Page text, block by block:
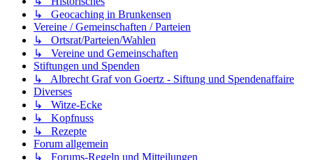
↳ Geocaching in Brunkensen
Vereine / Gemeinschaften / Parteien
↳ Ortsrat/Parteien/Wahlen
↳ Vereine und Gemeinschaften
Stiftungen und Spenden
↳ Albrecht Graf von Goertz - Siftung und Spendenaffaire
Diverses
↳ Witze-Ecke
↳ Kopfnuss
↳ Rezepte
Forum allgemein
↳ Forums-Regeln und Mitteilungen